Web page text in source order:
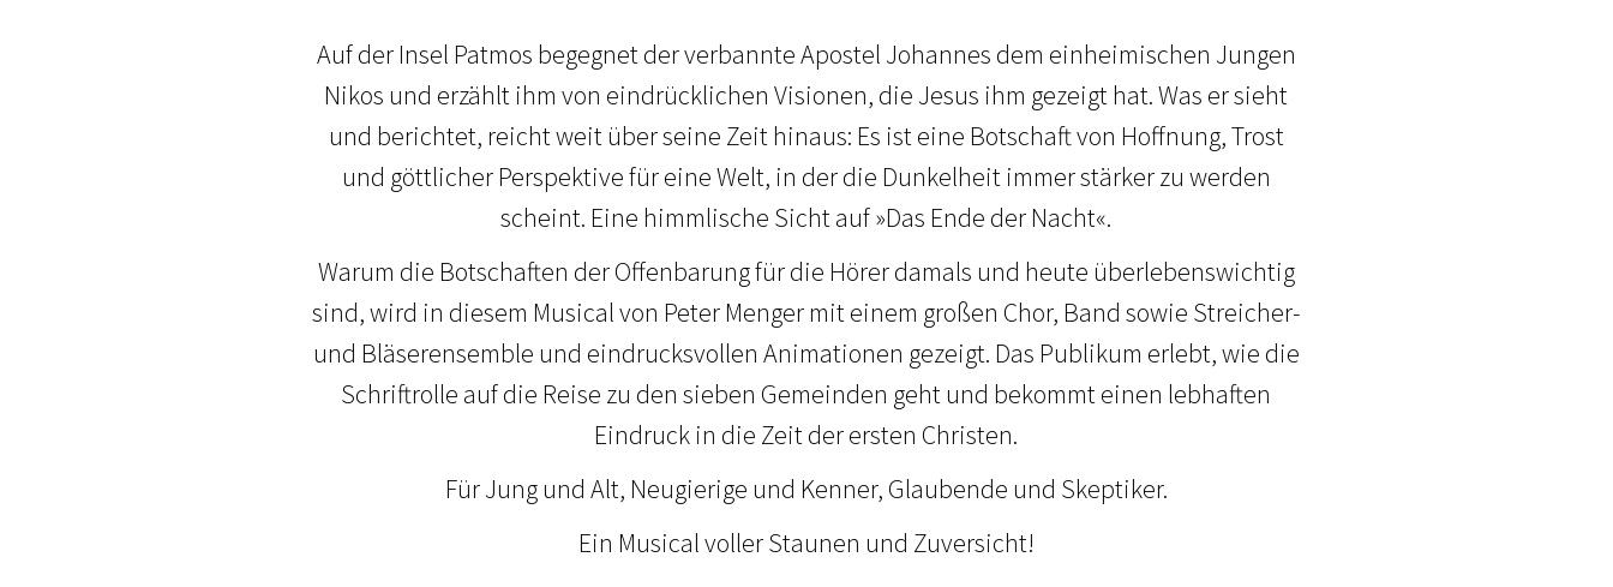
Auf der Insel Patmos begegnet der verbannte Apostel Johannes dem einheimischen Jungen
Nikos und erzählt ihm von eindrücklichen Visionen, die Jesus ihm gezeigt hat. Was er sieht
und berichtet, reicht weit über seine Zeit hinaus: Es ist eine Botschaft von Hoffnung, Trost
und göttlicher Perspektive für eine Welt, in der die Dunkelheit immer stärker zu werden
scheint. Eine himmlische Sicht auf »Das Ende der Nacht«.
Warum die Botschaften der Offenbarung für die Hörer damals und heute überlebens­wichtig
sind, wird in diesem Musical von Peter Menger mit einem großen Chor, Band sowie Streicher-
und Bläserensemble und eindrucksvollen Animationen gezeigt. Das Publikum erlebt, wie die
Schriftrolle auf die Reise zu den sieben Gemeinden geht und bekommt einen lebhaften
Eindruck in die Zeit der ersten Christen.
Für Jung und Alt, Neugierige und Kenner, Glaubende und Skeptiker.
Ein Musical voller Staunen und Zuversicht!